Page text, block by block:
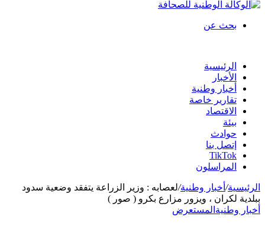
بحث عن
الرئيسية
الأخبار
أخبار وطنية
تقارير خاصة
الاقتصاد
بيئة
حوادث
إتصل بنا
TikTok
المراسلون
الرئيسية/ أخبار وطنية/لعصابه : وزير الزراعة يتفقد وضعية سدود
ببلدية لكران ، ويزور مزارع بكرو ( صور )
أخبار وطنية المستعرض